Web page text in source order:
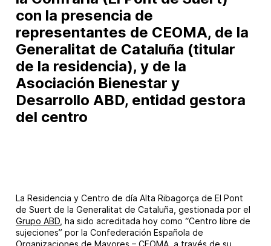
con la presencia de
representantes de CEOMA, de la
Generalitat de Cataluña (titular
de la residencia), y de la
Asociación Bienestar y
Desarrollo ABD, entidad gestora
del centro
La Residencia y Centro de día Alta Ribagorça de El Pont
de Suert de la Generalitat de Cataluña, gestionada por el
Grupo ABD , ha sido acreditada hoy como “Centro libre de
sujeciones” por la Confederación Española de
Organizaciones de Mayores – CEOMA , a través de su